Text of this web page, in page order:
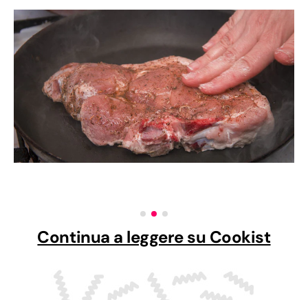
Continua a leggere su Cookist